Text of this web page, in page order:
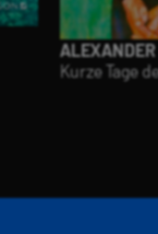
Kurze Tage